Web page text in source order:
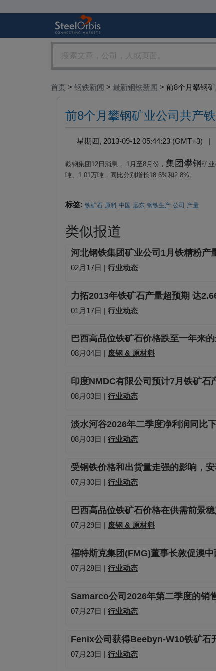
首页 > 钢铁新闻 > 最新钢铁新闻 > 前8个月攀钢
前8个月攀钢矿业公司共产
星期四, 2013-09-12 05:44:23 (GMT+3) |
鞍钢集团 12 日消息， 1月至8月份， 集团攀钢 矿业
吨、 1.01万吨，同比分别增长18.6%和2.8%。
标签: 铁矿石 原料 中国 远东 钢铁生产 公司 产量
类似报道
河北钢铁集团矿业公司1月铁精粉产
02月17日 | 行业动态
力拓2013年铁矿石产量超预期 达
01月17日 | 行业动态
巴西高品位铁矿石价格跌至一年来
08月04日 | 废钢 & 原材料
印度NMDC有限公司预计7月铁矿石
08月03日 | 行业动态
淡水河谷2026年二季度净利润同比下
08月03日 | 行业动态
受钢铁价格和出货量走强的影响，
07月30日 | 行业动态
巴西高品位铁矿石价格在供需前景
07月29日 | 废钢 & 原材料
福特斯克集团(FMG)董事长敦促澳
07月28日 | 行业动态
Samarco公司2026年第二季度的销
07月27日 | 行业动态
Fenix公司获得Beebyn-W10铁矿石
07月23日 | 行业动态